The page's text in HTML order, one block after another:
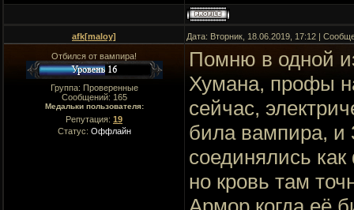
afk[maloy] Дата: Вторник, 18.06.2019, 17:12 |
Отбился от вампира!
Группа: Проверенные
Сообщений: 165
Медальки пользователя:
Репутация: 19
Статус: Оффлайн
Помню в одной
Хумана, профы
сейчас,
била вампира, и
соединялись
но кровь там